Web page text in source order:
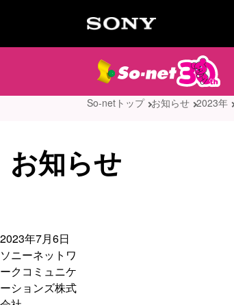
So-netトップ お知らせ 2023年
お知らせ
2023年7月6日
ソニーネットワ
ークコミュニケ
ーションズ株式